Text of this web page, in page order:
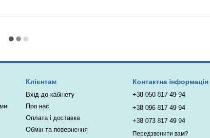
Клієнтам
Вхід до кабінету
Про нас
Оплата і доставка
Обмін та повернення
Контактна інформація
+38 050 817 49 94
+38 096 817 49 94
+38 073 817 49 94
Передзвонити вам?